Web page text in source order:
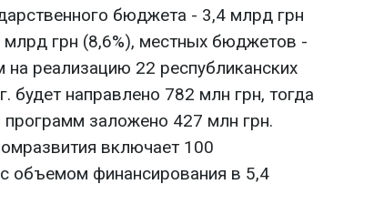
бюджета - 3,4 млрд грн
грн (8,6%), местных бюджетов -
на реализацию 22 республиканских
будет направлено 782 млн грн, тогда
заложено 427 млн грн.
включает 100
объемом финансирования в 5,4